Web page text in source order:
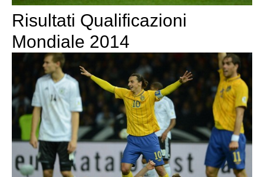
Risultati Qualificazioni
Mondiale 2014